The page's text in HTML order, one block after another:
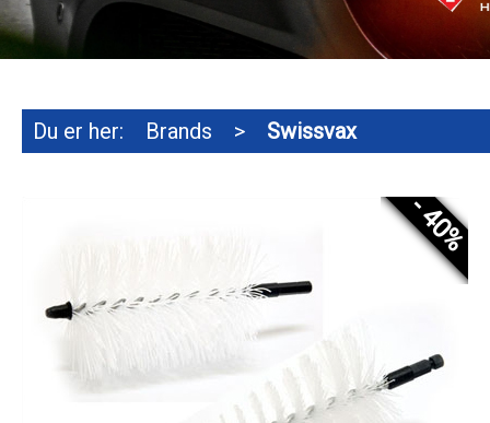
Du er her: Brands > Swissvax
- 40%